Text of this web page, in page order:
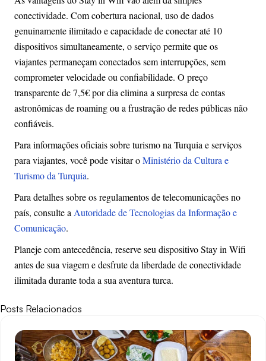
conectividade. Com cobertura nacional, uso de dados
genuinamente ilimitado e capacidade de conectar até 10
dispositivos simultaneamente, o serviço permite que os
viajantes permaneçam conectados sem interrupções, sem
comprometer velocidade ou confiabilidade. O preço
transparente de 7,5€ por dia elimina a surpresa de contas
astronômicas de roaming ou a frustração de redes públicas não
confiáveis.
Para informações oficiais sobre turismo na Turquia e serviços
para viajantes, você pode visitar oMinistério da Cultura e
Turismo da Turquia.
Para detalhes sobre os regulamentos de telecomunicações no
país, consulte a Autoridade de Tecnologias da Informação e
Comunicação.
Planeje com antecedência, reserve seu dispositivo Stay in Wifi
antes de sua viagem e desfrute da liberdade de conectividade
ilimitada durante toda a sua aventura turca.
Posts Relacionados